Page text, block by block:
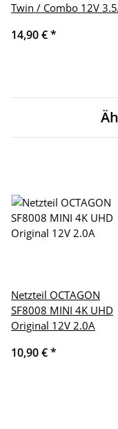
Twin / Combo 12V
14,90 €*
Netzteil OCTAGON
SF8008 MINI 4K UHD
Original 12V 2.0A
10,90 €*